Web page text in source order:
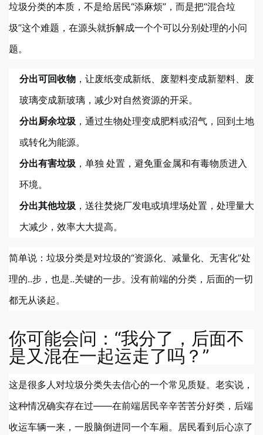
垃圾分类的本质，不是给居民“添麻烦”，而是把“混合垃
圾”这个难题，在源头就拆解成一个个可以分别处理的小问
题。
分出可回收物 ，让废纸变成新纸、废塑料变成新塑料、废
玻璃变成新玻璃，减少对自然资源的开采。
分出厨余垃圾 ，通过生物处理变成肥料或沼气，回到土地
或转化为能源。
分出有害垃圾 ，单独 处置，避免重金属和有毒物质进入
环境。
分出其他垃圾 ，送往焚烧厂发电或填埋场处置，处理量大
大减少，效率大大提高。
简单说：垃圾分类是对垃圾的“资源化、减量化、无害化”处
理的..步，也是..关键的一步。没有前端的分类，后面的一切
都无从谈起。
你可能会问：“我分了，后面不
是又混在一起运走了吗？”
这是很多人对垃圾分类失去信心的一个常见质疑。老实说，
这种情况确实存在过——在前端居民辛辛苦苦分好类，后端
收运车辆一来，一股脑倒进同一个车厢。居民看到后心凉了